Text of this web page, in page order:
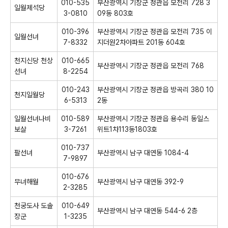
일월제석당
010-535
3-0810
부산광역시 기장군 정관읍 모전리 728 3
09동 803호
일월선녀
010-396
7-8332
부산광역시 기장군 정관읍 모전리 735 이
지더원2차아파트 201동 604호
천지신당 천상
선녀
010-665
8-2254
부산광역시 기장군 정관읍 모전리 768
천지일월당
010-243
6-5313
부산광역시 기장군 정관읍 방곡리 380 10
2동
일월선녀나비
보살
010-589
3-7261
부산광역시 기장군 정관읍 용수리 동일스
위트1차113동1803호
팔선녀
010-737
7-9897
부산광역시 남구 대연동 1084-4
무녀해월
010-676
2-3285
부산광역시 남구 대연동 392-9
천궁도사 도솔
장군
010-649
1-3235
부산광역시 남구 대연동 544-6 2층